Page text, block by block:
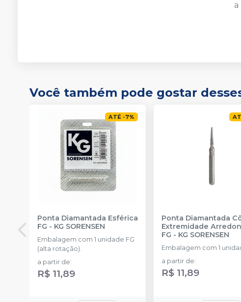
a
Você também pode gostar
ATÉ -7%
Ponta Diamantada Esférica
FG - KG SORENSEN
Embalagem com 1 unidade FG
(alta rotação).
a partir de:
R$ 11,89
Ponta Diamantada
Extremidade
FG - KG SORENSEN
Embalagem com 1
a partir de:
R$ 11,89